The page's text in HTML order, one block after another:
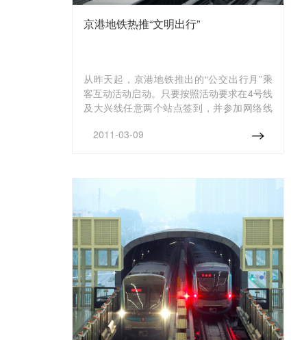
京港地铁热推“文明出行”
从昨天起，京港地铁推出的“公交出行月”乘
客互动活动启动。只要按照活动要求在4号线
及大兴线任意两个站点签到，并参加网络线
2011-03-09